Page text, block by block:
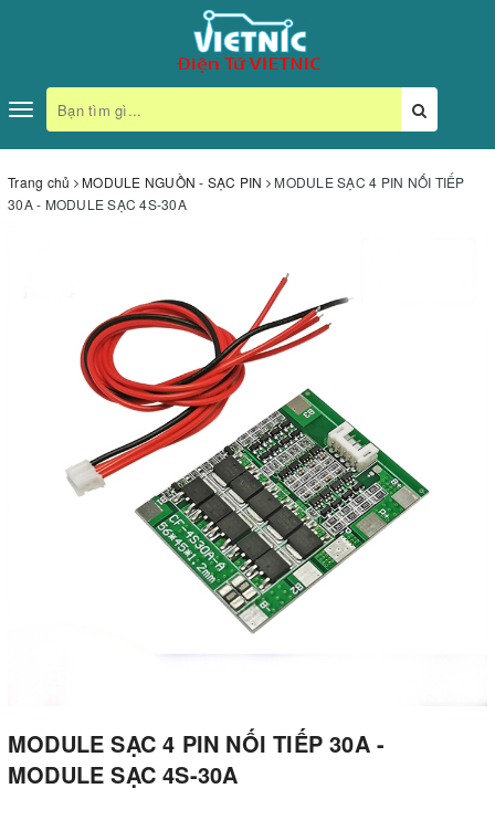
Toggle
navigation
Trang chủ MODULE NGUỒN - SẠC PIN
MODULE SẠC 4 PIN NỐI TIẾP
30A - MODULE SẠC 4S-30A
MODULE SẠC 4 PIN NỐI TIẾP 30A -
MODULE SẠC 4S-30A